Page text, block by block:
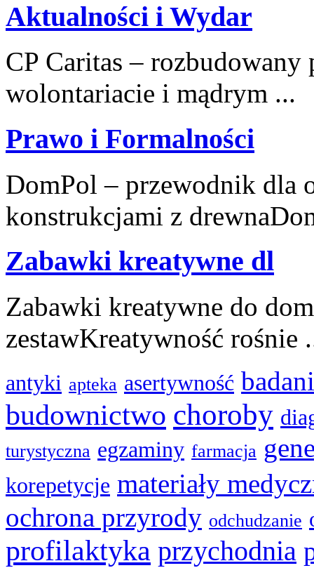
Aktualności i Wydar
CP Caritas –
wolontariacie i mądrym ...
Prawo i Formalności
DomPol – przewodnik dla
konstrukcjami z
Zabawki kreatywne dl
Zabawki kreatywne do
zestawKreatywność rośnie
antyki apteka asertywność
budownictwo choroby
turystyczna egzaminy farmacja
korepetycje materiały
ochrona przyrody odchudzanie
profilaktyka przychodnia